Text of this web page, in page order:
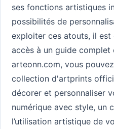
ses fonctions artistiques
possibilités de
exploiter ces atouts, il est
accès à un guide complet
arteonn.com, vous
collection d'artprints
décorer et personnaliser
numérique avec style, un
l’utilisation artistique de